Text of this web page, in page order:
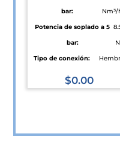
bar:
Nm³/
Potencia de soplado a 5
bar:
N
Tipo de conexión:
$0.00